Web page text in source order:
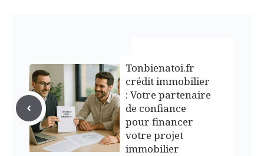
Tonbienatoi.fr
crédit immobilier
: Votre partenaire
de confiance
pour financer
votre projet
immobilier